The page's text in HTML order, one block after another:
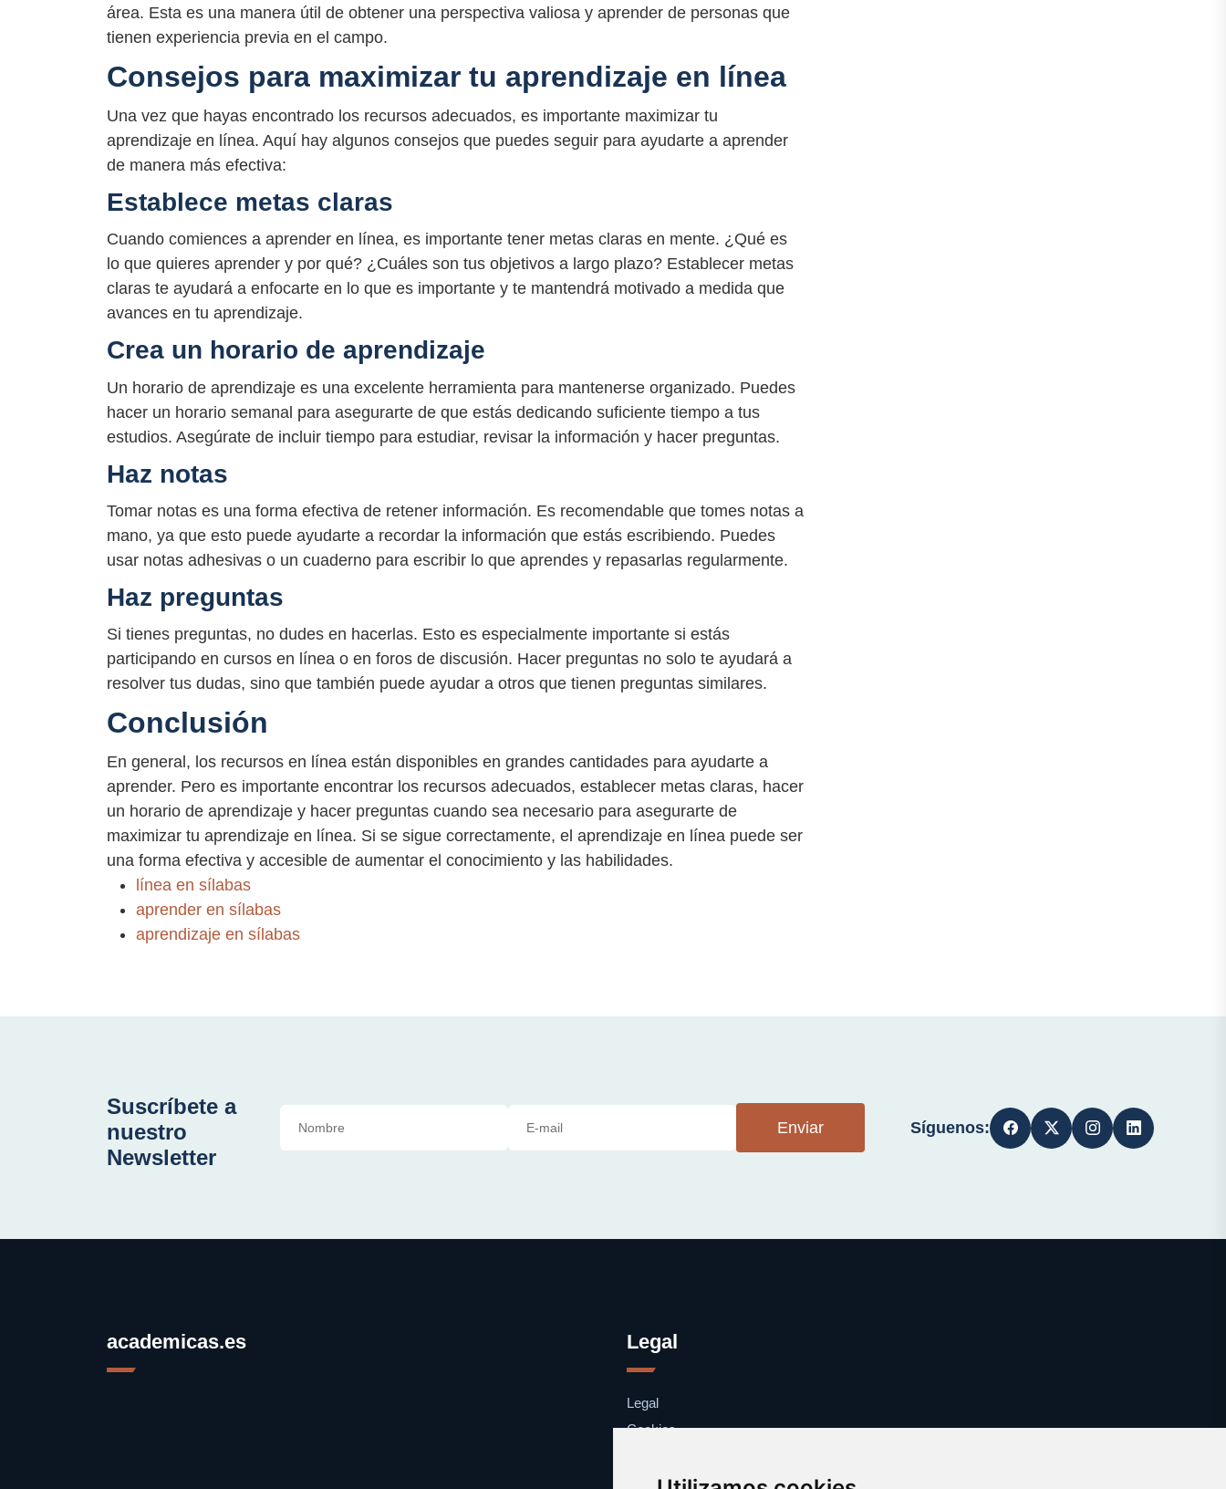
área. Esta es una manera útil de obtener una perspectiva valiosa y aprender de personas que
tienen experiencia previa en el campo.
Consejos para maximizar tu aprendizaje en línea
Una vez que hayas encontrado los recursos adecuados, es importante maximizar tu
aprendizaje en línea. Aquí hay algunos consejos que puedes seguir para ayudarte a aprender
de manera más efectiva:
Establece metas claras
Cuando comiences a aprender en línea, es importante tener metas claras en mente. ¿Qué es
lo que quieres aprender y por qué? ¿Cuáles son tus objetivos a largo plazo? Establecer metas
claras te ayudará a enfocarte en lo que es importante y te mantendrá motivado a medida que
avances en tu aprendizaje.
Crea un horario de aprendizaje
Un horario de aprendizaje es una excelente herramienta para mantenerse organizado. Puedes
hacer un horario semanal para asegurarte de que estás dedicando suficiente tiempo a tus
estudios. Asegúrate de incluir tiempo para estudiar, revisar la información y hacer preguntas.
Haz notas
Tomar notas es una forma efectiva de retener información. Es recomendable que tomes notas a
mano, ya que esto puede ayudarte a recordar la información que estás escribiendo. Puedes
usar notas adhesivas o un cuaderno para escribir lo que aprendes y repasarlas regularmente.
Haz preguntas
Si tienes preguntas, no dudes en hacerlas. Esto es especialmente importante si estás
participando en cursos en línea o en foros de discusión. Hacer preguntas no solo te ayudará a
resolver tus dudas, sino que también puede ayudar a otros que tienen preguntas similares.
Conclusión
En general, los recursos en línea están disponibles en grandes cantidades para ayudarte a
aprender. Pero es importante encontrar los recursos adecuados, establecer metas claras, hacer
un horario de aprendizaje y hacer preguntas cuando sea necesario para asegurarte de
maximizar tu aprendizaje en línea. Si se sigue correctamente, el aprendizaje en línea puede ser
una forma efectiva y accesible de aumentar el conocimiento y las habilidades.
línea en sílabas
aprender en sílabas
aprendizaje en sílabas
Suscríbete a
nuestro
Newsletter
Enviar Síguenos:
academicas.es Legal
Legal
Cookies